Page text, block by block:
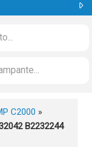
C2000 »
B2232244